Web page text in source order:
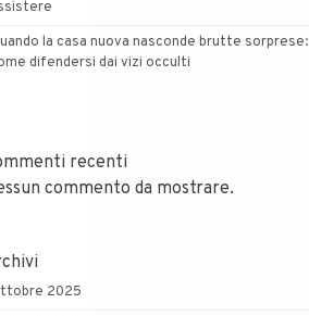
la casa nuova nasconde brutte sorprese:
difendersi dai vizi occulti
recenti
commento da mostrare.
2025